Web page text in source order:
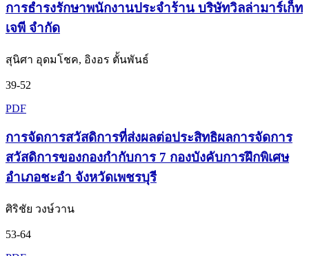
การธำรงรักษาพนักงานประจำร้าน บริษัทวิลล่ามาร์เก็ท
เจพี จำกัด
สุนิศา อุดมโชค, อิงอร ตั้นพันธ์
39-52
PDF
การจัดการสวัสดิการที่ส่งผลต่อประสิทธิผลการจัดการ
สวัสดิการของกองกำกับการ 7 กองบังคับการฝึกพิเศษ
อำเภอชะอำ จังหวัดเพชรบุรี
ศิริชัย วงษ์วาน
53-64